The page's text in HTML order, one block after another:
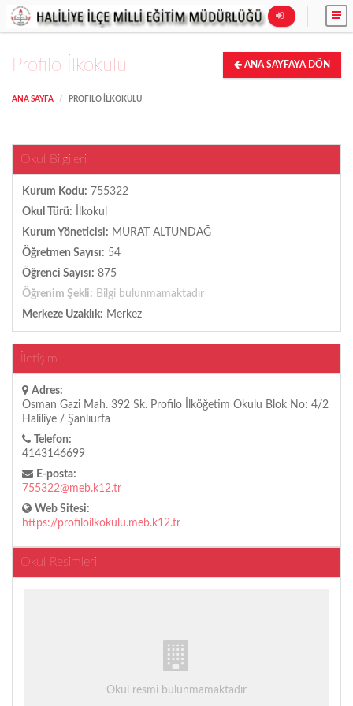
Profilo İlkokulu ANA SAYFAYA DÖN
ANA SAYFA PROFILO İLKOKULU
Okul Bilgileri
Kurum Kodu: 755322
Okul Türü: İlkokul
Kurum Yöneticisi: MURAT ALTUNDAĞ
Öğretmen Sayısı: 54
Öğrenci Sayısı: 875
Öğrenim Şekli: Bilgi bulunmamaktadır
Merkeze Uzaklık: Merkez
İletişim
Adres:
Osman Gazi Mah. 392 Sk. Profilo İlköğetim Okulu Blok No: 4/2
Haliliye / Şanlıurfa
Telefon:
4143146699
E-posta:
755322@meb.k12.tr
Web Sitesi:
https://profiloilkokulu.meb.k12.tr
Okul Resimleri
Okul resmi bulunmamaktadır